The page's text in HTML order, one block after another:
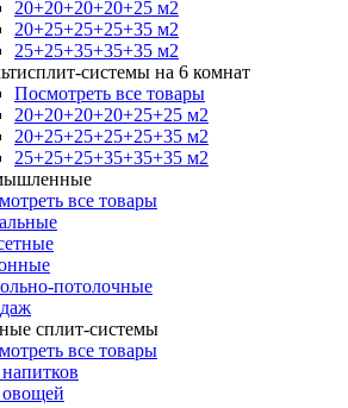
20+20+20+20+25 м2
20+25+25+25+35 м2
25+25+35+35+35 м2
системы на 6 комнат
Посмотреть все товары
20+20+20+20+25+25 м2
20+25+25+25+25+35 м2
25+25+25+35+35+35 м2
все товары
потолочные
сплит-системы
все товары